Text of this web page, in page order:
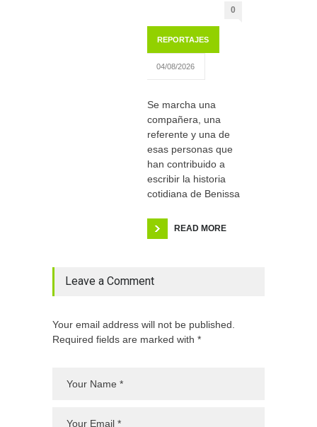
0
REPORTAJES
04/08/2026
Se marcha una
compañera, una
referente y una de
esas personas que
han contribuido a
escribir la historia
cotidiana de Benissa
READ MORE
Leave a Comment
Your email address will not be published.
Required fields are marked with *